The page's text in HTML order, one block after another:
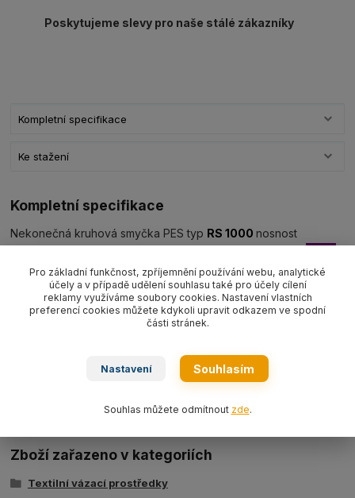
Poskytujeme slevy pro naše stálé zákazníky
Kompletní specifikace
Ke stažení
Kompletní specifikace
Nekonečná kruhová smyčka PES typ RS 1000nosnost
1000kg/L1=užitná délka ve složeném stavu (dle výběru)barva
fialová WLL1000 kg EN 1492-2.
Zboží zařazeno v kategoriích
Textilní vázací prostředky
Pro základní funkčnost, zpříjemnění používání webu, analytické
účely a v případě udělení souhlasu také pro účely cílení
reklamy využíváme soubory cookies. Nastavení vlastních
preferencí cookies můžete kdykoli upravit odkazem ve spodní
části stránek.
Nastavení Souhlasím
Souhlas můžete odmítnout zde.